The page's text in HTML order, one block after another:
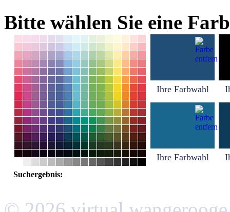
Bitte wählen Sie eine
Ihre Farbwahl
Ihre Farbwahl
Suchergebnis: